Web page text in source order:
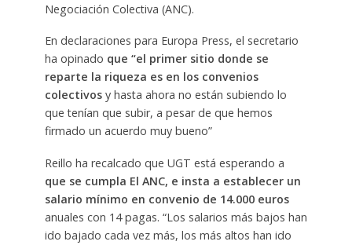
Negociación Colectiva (ANC).
En declaraciones para Europa Press, el secretario
ha opinado que “el primer sitio donde se
reparte la riqueza es en los convenios
colectivosy hasta ahora no están subiendo lo
que tenían que subir, a pesar de que hemos
firmado un acuerdo muy bueno”
Reillo ha recalcado que UGT está esperando a
que se cumpla El ANC, e insta a establecer un
salario mínimo en convenio de 14.000 euros
anuales con 14 pagas. “Los salarios más bajos han
ido bajado cada vez más, los más altos han ido